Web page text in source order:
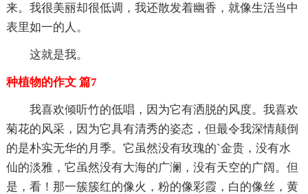
来。我很美丽却很低调，我还散发着幽香，就像生活当中
表里如一的人。
这就是我。
种植物的作文 篇7
我喜欢倾听竹的低唱，因为它有洒脱的风度。我喜欢
菊花的风采，因为它具有清秀的姿态，但最令我深情颠倒
的是朴实无华的月季。它虽然没有玫瑰的`金贵，没有水
仙的淡雅，它虽然没有大海的广澜，没有天空的广阔。但
是，看！那一簇簇红的像火，粉的像彩霞，白的像丝，黄